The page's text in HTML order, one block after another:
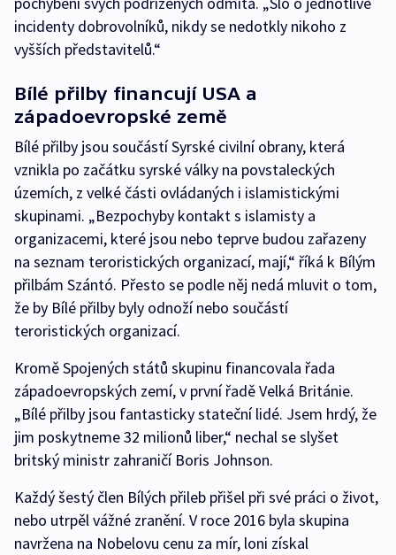
incidenty dobrovolníků, nikdy se nedotkly nikoho z
vyšších představitelů.“
Bílé přilby financují USA a
západoevropské země
Bílé přilby jsou součástí Syrské civilní obrany, která
vznikla po začátku syrské války na povstaleckých
územích, z velké části ovládaných i islamistickými
skupinami. „Bezpochyby kontakt s islamisty a
organizacemi, které jsou nebo teprve budou zařazeny
na seznam teroristických organizací, mají,“ říká k Bílým
přilbám Szántó. Přesto se podle něj nedá mluvit o tom,
že by Bílé přilby byly odnoží nebo součástí
teroristických organizací.
Kromě Spojených států skupinu financovala řada
západoevropských zemí, v první řadě Velká Británie.
„Bílé přilby jsou fantasticky stateční lidé. Jsem hrdý, že
jim poskytneme 32 milionů liber,“ nechal se slyšet
britský ministr zahraničí Boris Johnson.
Každý šestý člen Bílých přileb přišel při své práci o život,
nebo utrpěl vážné zranění. V roce 2016 byla skupina
navržena na Nobelovu cenu za mír, loni získal